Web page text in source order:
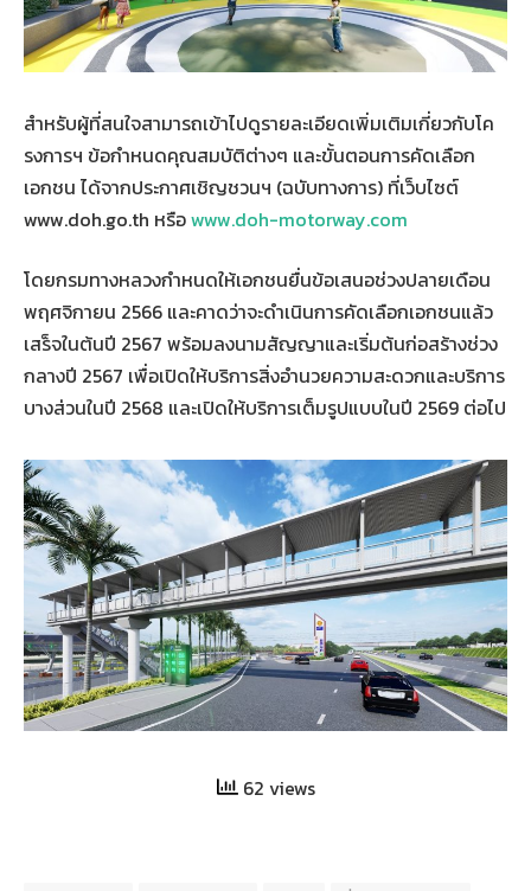
สำหรับผู้ที่สนใจสามารถเข้าไปดูรายละเอียดเพิ่มเติมเกี่ยวกับโค
รงการฯ ข้อกำหนดคุณสมบัติต่างๆ และขั้นตอนการคัดเลือก
เอกชน ได้จากประกาศเชิญชวนฯ (ฉบับทางการ) ที่เว็บไซต์
www.doh.go.th หรือwww.doh-motorway.com
โดยกรมทางหลวงกำหนดให้เอกชนยื่นข้อเสนอช่วงปลายเดือน
พฤศจิกายน 2566 และคาดว่าจะดำเนินการคัดเลือกเอกชนแล้ว
เสร็จในต้นปี 2567 พร้อมลงนามสัญญาและเริ่มต้นก่อสร้างช่วง
กลางปี 2567 เพื่อเปิดให้บริการสิ่งอำนวยความสะดวกและบริการ
บางส่วนในปี 2568 และเปิดให้บริการเต็มรูปแบบในปี 2569 ต่อไป
62 views